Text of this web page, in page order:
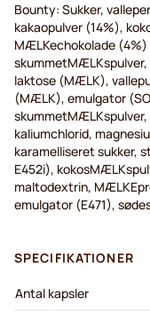
Bounty: Sukker,
kakaopulver (14%),
MÆLKechokolade (4%)
laktose (MÆLK),
(MÆLK), emulgator
kaliumchlorid,
karamelliseret sukker,
E452i),
maltodextrin,
emulgator (E471),
SPECIFIKATIONER
Antal kapsler